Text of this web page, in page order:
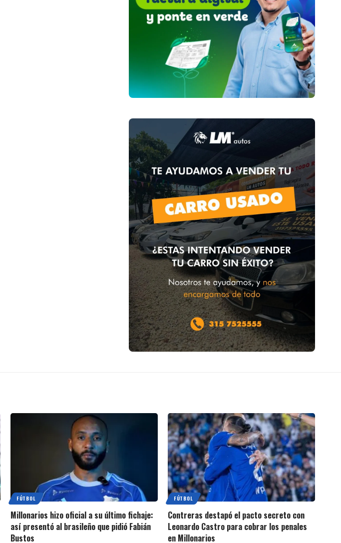
FÚTBOL
Millonarios hizo oficial a su último fichaje:
así presentó al brasileño que pidió Fabián
Bustos
FÚTBOL
Contreras destapó el pacto secreto con
Leonardo Castro para cobrar los penales
en Millonarios